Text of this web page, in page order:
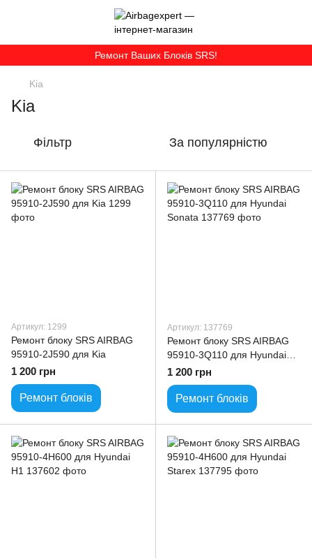
Ремонт Ваших Блоків SRS!
Kia
Kia
Фільтр За популярністю
Артикул: 1299
Ремонт блоку SRS AIRBAG
95910-2J590 для Kia
1 200 грн
Ремонт блоків
Артикул: 137769
Ремонт блоку SRS AIRBAG
95910-3Q110 для Hyundai
Sonata
1 200 грн
Ремонт блоків